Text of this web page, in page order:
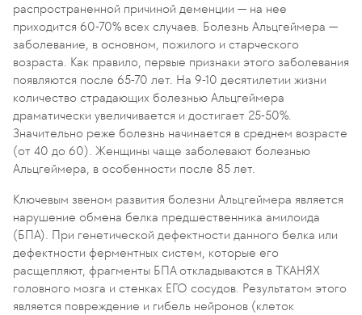
распространенной причиной деменции — на нее
приходится 60-70% всех случаев. Болезнь Альцгеймера —
заболевание, в основном, пожилого и старческого
возраста. Как правило, первые признаки этого заболевания
появляются после 65-70 лет. На 9-10 десятилетии жизни
количество страдающих болезнью Альцгеймера
драматически увеличивается и достигает 25-50%.
Значительно реже болезнь начинается в среднем возрасте
(от 40 до 60). Женщины чаще заболевают болезнью
Альцгеймера, в особенности после 85 лет.
Ключевым звеном развития болезни Альцгеймера является
нарушение обмена белка предшественника амилоида
(БПА). При генетической дефектности данного белка или
дефектности ферментных систем, которые его
расщепляют, фрагменты БПА откладываются в ТКАНЯХ
головного мозга и стенках ЕГО сосудов. Результатом этого
является повреждение и гибель нейронов (клеток